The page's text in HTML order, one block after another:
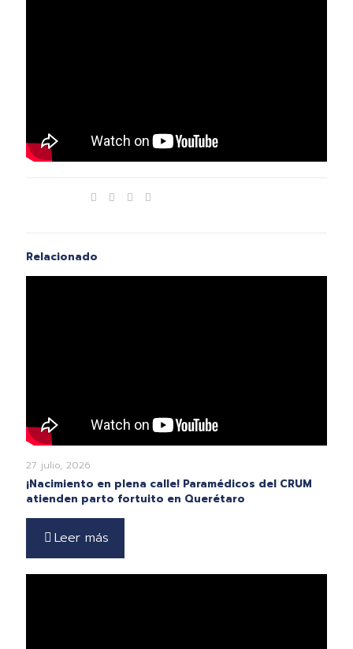
Relacionado
27 julio, 2026
¡Nacimiento en plena calle! Paramédicos del CRUM
atienden parto fortuito en Querétaro
Leer más